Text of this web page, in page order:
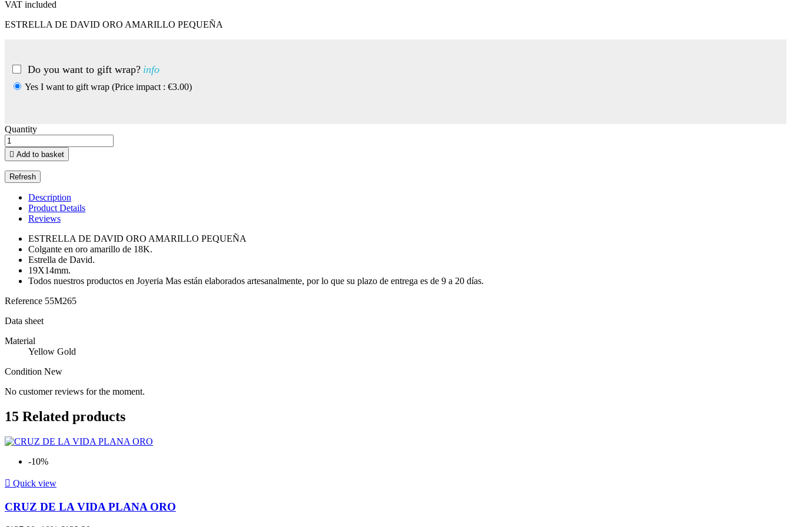
VAT included
ESTRELLA DE DAVID ORO AMARILLO PEQUEÑA
Do you want to gift wrap? info
Yes I want to gift wrap (Price impact : €3.00)
Quantity
 Add to basket
Description
Product Details
Reviews
ESTRELLA DE DAVID ORO AMARILLO PEQUEÑA
Colgante en oro amarillo de 18K.
Estrella de David.
19X14mm.
Todos nuestros productos en Joyeria Mas están elaborados artesanalmente, por lo que su plazo de entrega es de 9 a 20 días.
Reference 55M265
Data sheet
Material
Yellow Gold
Condition New
No customer reviews for the moment.
15 Related products
-10%
 Quick view
CRUZ DE LA VIDA PLANA ORO